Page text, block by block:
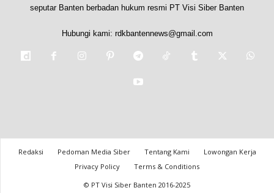
seputar Banten berbadan hukum resmi PT Visi Siber Banten
Hubungi kami: rdkbantennews@gmail.com
Redaksi Pedoman Media Siber Tentang Kami
Lowongan Kerja
Privacy Policy
Terms & Conditions
© PT Visi Siber Banten 2016-2025